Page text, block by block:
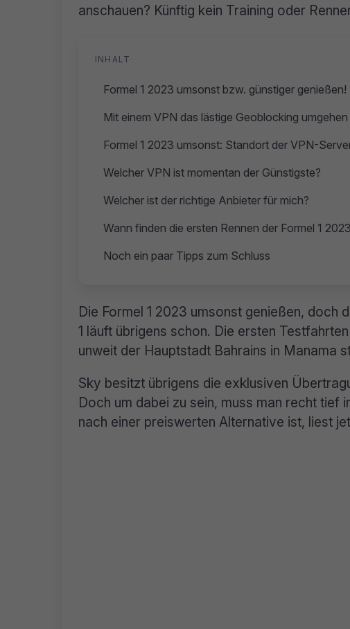
anschauen? Künftig kein Training oder
INHALT
Formel 1 2023 umsonst bzw. günstiger genießen!
Mit einem VPN das lästige Geoblocking umgehen
Formel 1 2023 umsonst: Standort der VPN-
Welcher VPN ist momentan der Günstigste?
Welcher ist der richtige Anbieter für mich?
Wann finden die ersten Rennen der Formel 1
Noch ein paar Tipps zum Schluss
Die Formel 1 2023 umsonst genießen, doch
1 läuft übrigens schon. Die ersten
unweit der Hauptstadt Bahrains in Manama
Sky besitzt übrigens die exklusiven
Doch um dabei zu sein, muss man recht tief
nach einer preiswerten Alternative ist, liest